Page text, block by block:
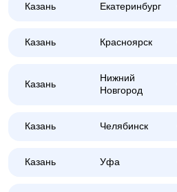
Казань Екатеринбург
Казань Красноярск
Казань
Нижний
Новгород
Казань Челябинск
Казань Уфа